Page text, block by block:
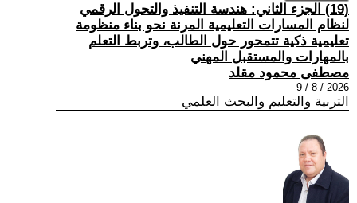
(19) الجزء الثاني: هندسة التنفيذ والتحول الرقمي
لنظام المسارات التعليمية المرنة نحو بناء منظومة
تعليمية ذكية تتمحور حول الطالب، وتربط التعلم
بالمهارات والمستقبل المهني
مصطفى محمود مقلد
2026 / 8 / 9
التربية والتعليم والبحث العلمي